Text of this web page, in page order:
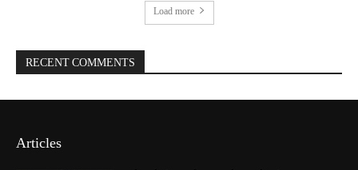
Load more
RECENT COMMENTS
Articles